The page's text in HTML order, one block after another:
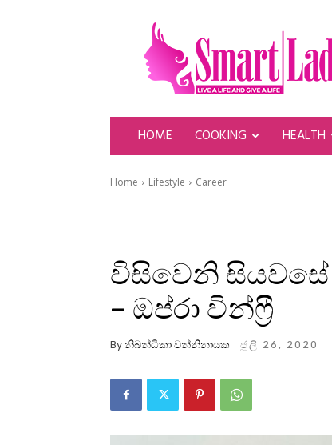
SmartLady
HOME COOKING HEALTH
Home Lifestyle Career
විසිවෙනි
– ඔප්රා වින්ෆ්‍රී
By නිබන්ධිකා වන්නිනායක ජූලි 26, 2020